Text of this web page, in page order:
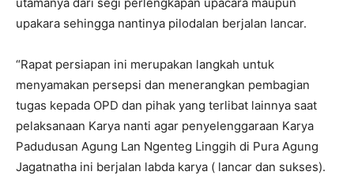
upakara sehingga nantinya pilodalan berjalan lancar.
“Rapat persiapan ini merupakan langkah untuk
menyamakan persepsi dan menerangkan pembagian
tugas kepada OPD dan pihak yang terlibat lainnya saat
pelaksanaan Karya nanti agar penyelenggaraan Karya
Padudusan Agung Lan Ngenteg Linggih di Pura Agung
Jagatnatha ini berjalan labda karya ( lancar dan sukses).